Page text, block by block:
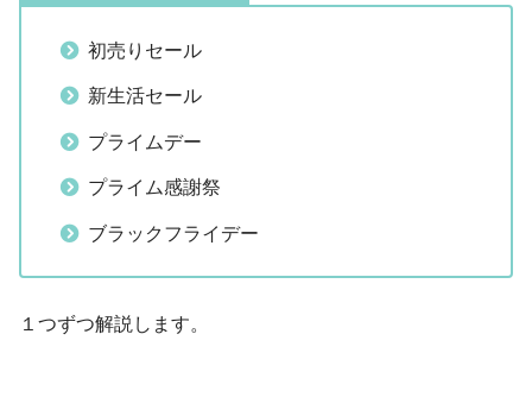
初売りセール
新生活セール
プライムデー
プライム感謝祭
ブラックフライデー
１つずつ解説します。